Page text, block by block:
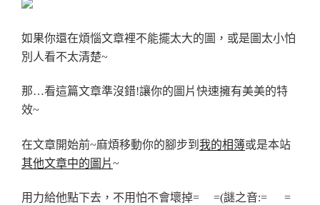
語
拼
如果你還在煩惱文章裡不能擺太大的圖，或是圖太小怕
別人看不太清楚~
那…看這篇文章準沒錯!讓你的圖片快速擁有美美的特
效~
在文章開始前~麻煩移動你的腳步到 我的相簿或是本站
其他文章中的圖片~
用力給他點下去，不用怕不會壞掉= =(謎之音:= =